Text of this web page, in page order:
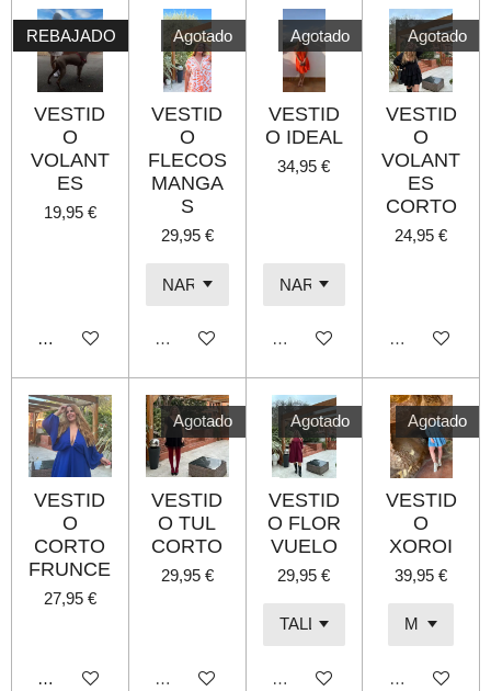
REBAJADO
VESTID
O
VOLANT
ES
19,95 €
Añadir al carrito
Agotado
VESTID
O
FLECOS
MANGA
S
29,95 €
Agotado
Agotado
VESTID
O IDEAL
34,95 €
Agotado
Agotado
VESTID
O
VOLANT
ES
CORTO
24,95 €
Agotado
VESTID
O
CORTO
FRUNCE
27,95 €
Añadir al carrito
Agotado
VESTID
O TUL
CORTO
29,95 €
Agotado
Agotado
VESTID
O FLOR
VUELO
29,95 €
Agotado
Agotado
VESTID
O
XOROI
39,95 €
Agotado